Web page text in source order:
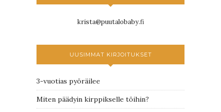
krista@puutalobaby.fi
UUSIMMAT KIRJOITUKSET
3-vuotias pyöräilee
Miten päädyin kirppikselle töihin?